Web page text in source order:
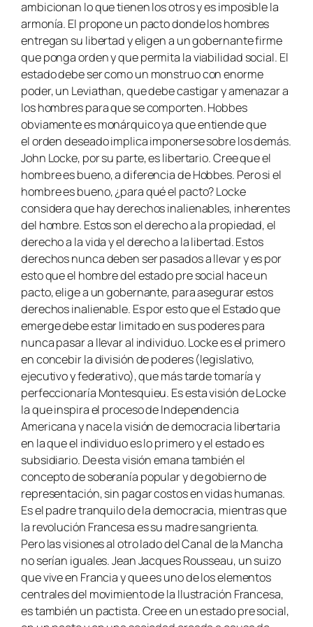
ambicionan lo que tienen los otros y es imposible la
armonía. El propone un pacto donde los hombres
entregan su libertad y eligen a un gobernante firme
que ponga orden y que permita la viabilidad social. El
estado debe ser como un monstruo con enorme
poder, un Leviathan, que debe castigar y amenazar a
los hombres para que se comporten. Hobbes
obviamente es monárquico ya que entiende que
el orden deseado implica imponerse sobre los demás.
John Locke, por su parte, es libertario. Cree que el
hombre es bueno, a diferencia de Hobbes. Pero si el
hombre es bueno, ¿para qué el pacto? Locke
considera que hay derechos inalienables, inherentes
del hombre. Estos son el derecho a la propiedad, el
derecho a la vida y el derecho a la libertad. Estos
derechos nunca deben ser pasados a llevar y es por
esto que el hombre del estado pre social hace un
pacto, elige a un gobernante, para asegurar estos
derechos inalienable. Es por esto que el Estado que
emerge debe estar limitado en sus poderes para
nunca pasar a llevar al individuo. Locke es el primero
en concebir la división de poderes (legislativo,
ejecutivo y federativo), que más tarde tomaría y
perfeccionaría Montesquieu. Es esta visión de Locke
la que inspira el proceso de Independencia
Americana y nace la visión de democracia libertaria
en la que el individuo es lo primero y el estado es
subsidiario. De esta visión emana también el
concepto de soberanía popular y de gobierno de
representación, sin pagar costos en vidas humanas.
Es el padre tranquilo de la democracia, mientras que
la revolución Francesa es su madre sangrienta.
Pero las visiones al otro lado del Canal de la Mancha
no serían iguales. Jean Jacques Rousseau, un suizo
que vive en Francia y que es uno de los elementos
centrales del movimiento de la Ilustración Francesa,
es también un pactista. Cree en un estado pre social,